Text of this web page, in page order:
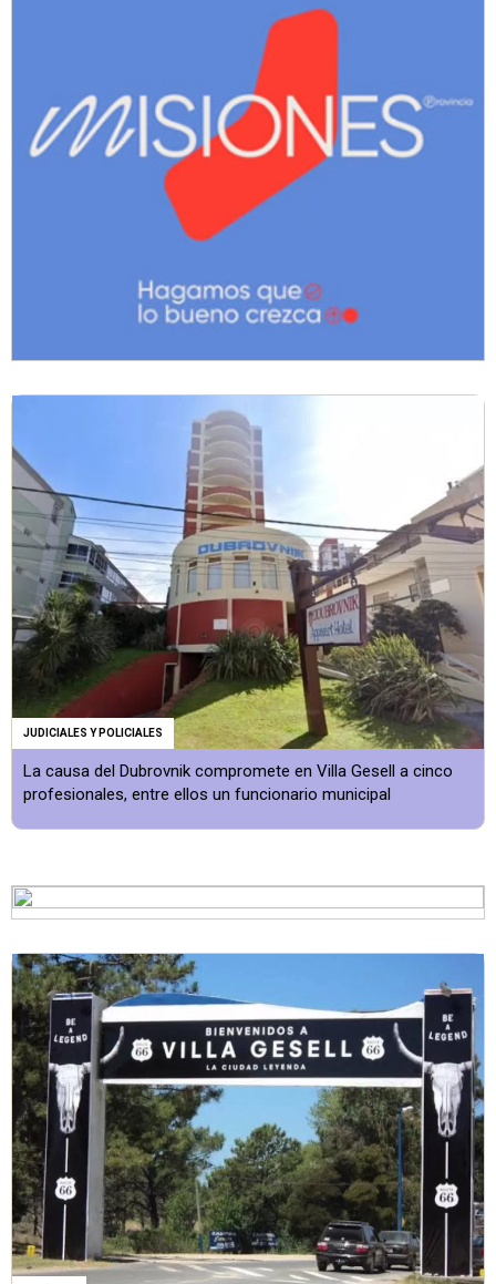
JUDICIALES Y POLICIALES
La causa del Dubrovnik compromete en Villa Gesell a cinco
profesionales, entre ellos un funcionario municipal